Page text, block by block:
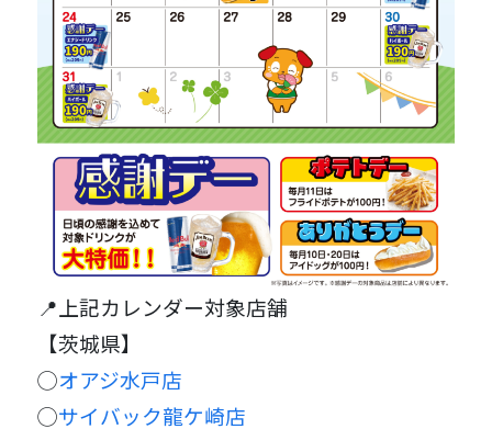
📍上記カレンダー対象店舗
【茨城県】
◯オアジ水戸店
◯サイバック龍ケ崎店